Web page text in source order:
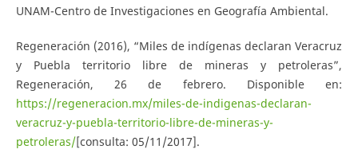
UNAM-Centro de Investigaciones en Geografía Ambiental.
Regeneración (2016), “Miles de indígenas declaran Veracruz
y Puebla territorio libre de mineras y petroleras”,
Regeneración, 26 de febrero. Disponible en:
https://regeneracion.mx/miles-de-indigenas-declaran-
veracruz-y-puebla-territorio-libre-de-mineras-y-
petroleras/[consulta: 05/11/2017].